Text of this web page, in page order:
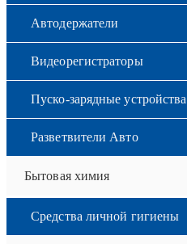
Автодержатели
Видеорегистраторы
Пуско-зарядные устройства
Разветвители Авто
Бытовая химия
Средства личной гигиены